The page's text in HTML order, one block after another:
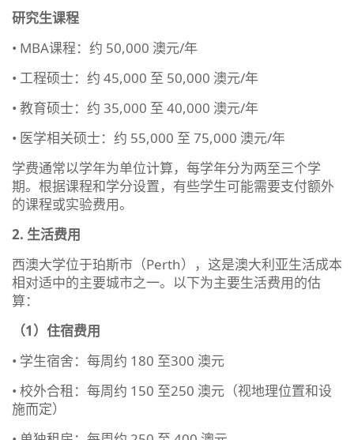
研究生课程
• MBA课程：约 50,000 澳元/年
• 工程硕士：约 45,000 至 50,000 澳元/年
• 教育硕士：约 35,000 至 40,000 澳元/年
• 医学相关硕士：约 55,000 至 75,000 澳元/年
学费通常以学年为单位计算，每学年分为两至三个学
期。根据课程和学分设置，有些学生可能需要支付额外
的课程或实验费用。
2. 生活费用
西澳大学位于珀斯市（Perth），这是澳大利亚生活成本
相对适中的主要城市之一。以下为主要生活费用的估
算：
（1）住宿费用
• 学生宿舍：每周约 180 至300 澳元
• 校外合租：每周约 150 至250 澳元（视地理位置和设
施而定）